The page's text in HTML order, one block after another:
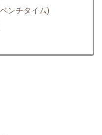
ンチタイム)